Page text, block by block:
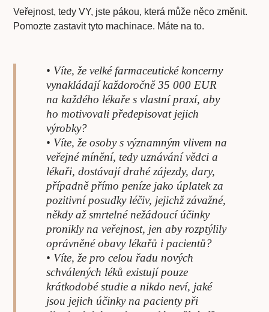
Veřejnost, tedy VY, jste pákou, která může něco změnit.
Pomozte zastavit tyto machinace. Máte na to.
• Víte, že velké farmaceutické koncerny
vynakládají každoročně 35 000 EUR
na každého lékaře s vlastní praxí, aby
ho motivovali předepisovat jejich
výrobky?
• Víte, že osoby s významným vlivem na
veřejné mínění, tedy uznávání vědci a
lékaři, dostávají drahé zájezdy, dary,
případně přímo peníze jako úplatek za
pozitivní posudky léčiv, jejichž závažné,
někdy až smrtelné nežádoucí účinky
pronikly na veřejnost, jen aby rozptýlily
oprávněné obavy lékařů i pacientů?
• Víte, že pro celou řadu nových
schválených léků existují pouze
krátkodobé studie a nikdo neví, jaké
jsou jejich účinky na pacienty při